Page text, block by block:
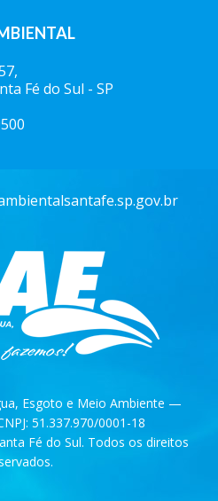
Fé do Sul - SP
Esgoto e Meio Ambiente —
51.337.970/0001-18
Fé do Sul. Todos os direitos